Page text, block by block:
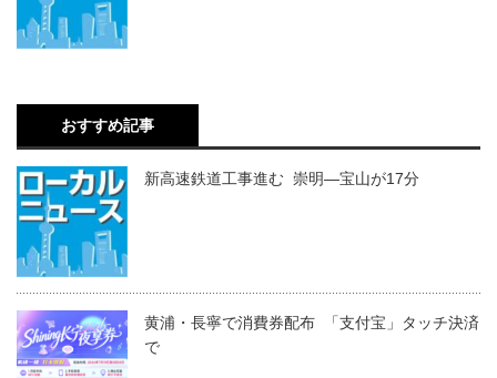
おすすめ記事
新高速鉄道工事進む 崇明―宝山が17分
黄浦・長寧で消費券配布 「支付宝」タッチ決済
で